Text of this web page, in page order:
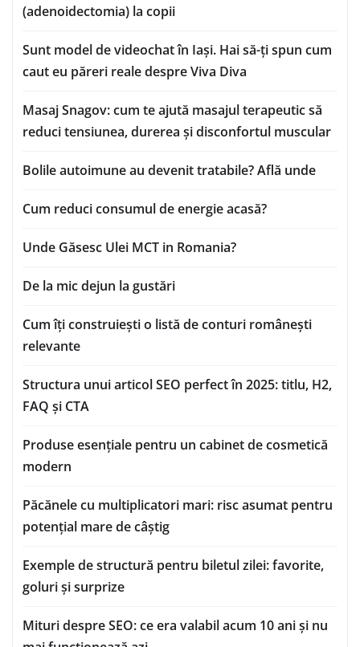
(adenoidectomia) la copii
Sunt model de videochat în Iași. Hai să-ți spun cum
caut eu păreri reale despre Viva Diva
Masaj Snagov: cum te ajută masajul terapeutic să
reduci tensiunea, durerea și disconfortul muscular
Bolile autoimune au devenit tratabile? Află unde
Cum reduci consumul de energie acasă?
Unde Găsesc Ulei MCT in Romania?
De la mic dejun la gustări
Cum îți construiești o listă de conturi românești
relevante
Structura unui articol SEO perfect în 2025: titlu, H2,
FAQ și CTA
Produse esențiale pentru un cabinet de cosmetică
modern
Păcănele cu multiplicatori mari: risc asumat pentru
potențial mare de câștig
Exemple de structură pentru biletul zilei: favorite,
goluri și surprize
Mituri despre SEO: ce era valabil acum 10 ani și nu